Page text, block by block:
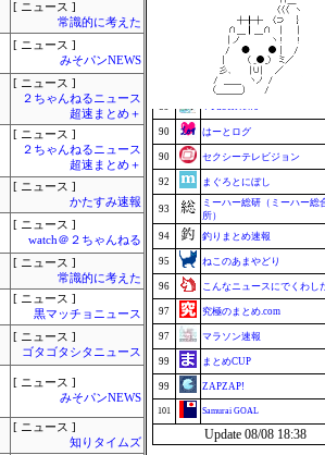
[ ニュース ]
常識的に考えた
[ ニュース ]
みそパンNEWS
[ ニュース ]
２ちゃんねるニュース
超速まとめ＋
[ ニュース ]
２ちゃんねるニュース
超速まとめ＋
[ ニュース ]
かたすみ速報
[ ニュース ]
watch＠２ちゃんねる
[ ニュース ]
常識的に考えた
[ ニュース ]
黒マッチョニュース
[ ニュース ]
ゴタゴタシタニュース
[ ニュース ]
みそパンNEWS
[ ニュース ]
知りタイムズ
鷹速@ホークスまとめブログ
もきゅ速(*´ω`*)人(´･ェ･｀)
チゲ速
89 VTuberNews
90 はーとログ
90 セクシーテレビジョン
92 まぐろとにぼし
93
ミーハー総研（ミーハー総
所）
94
釣りまとめ速報
95 ねこのあまやどり
96 こんなニュースにでくわし
97 究極のまとめ.com
97 マラソン速報
99 まとめCUP
99 ZAPZAP!
101 Samurai GOAL
Update 08/08 18:38